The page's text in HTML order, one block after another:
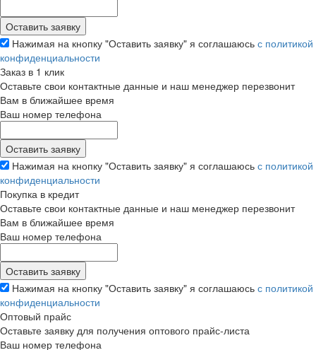
Нажимая на кнопку "Оставить заявку" я соглашаюсь с политикой
конфиденциальности
Заказ в 1 клик
Оставьте свои контактные данные и наш менеджер перезвонит
Вам в ближайшее время
Ваш номер телефона
Нажимая на кнопку "Оставить заявку" я соглашаюсь с политикой
конфиденциальности
Покупка в кредит
Оставьте свои контактные данные и наш менеджер перезвонит
Вам в ближайшее время
Ваш номер телефона
Нажимая на кнопку "Оставить заявку" я соглашаюсь с политикой
конфиденциальности
Оптовый прайс
Оставьте заявку для получения оптового прайс-листа
Ваш номер телефона